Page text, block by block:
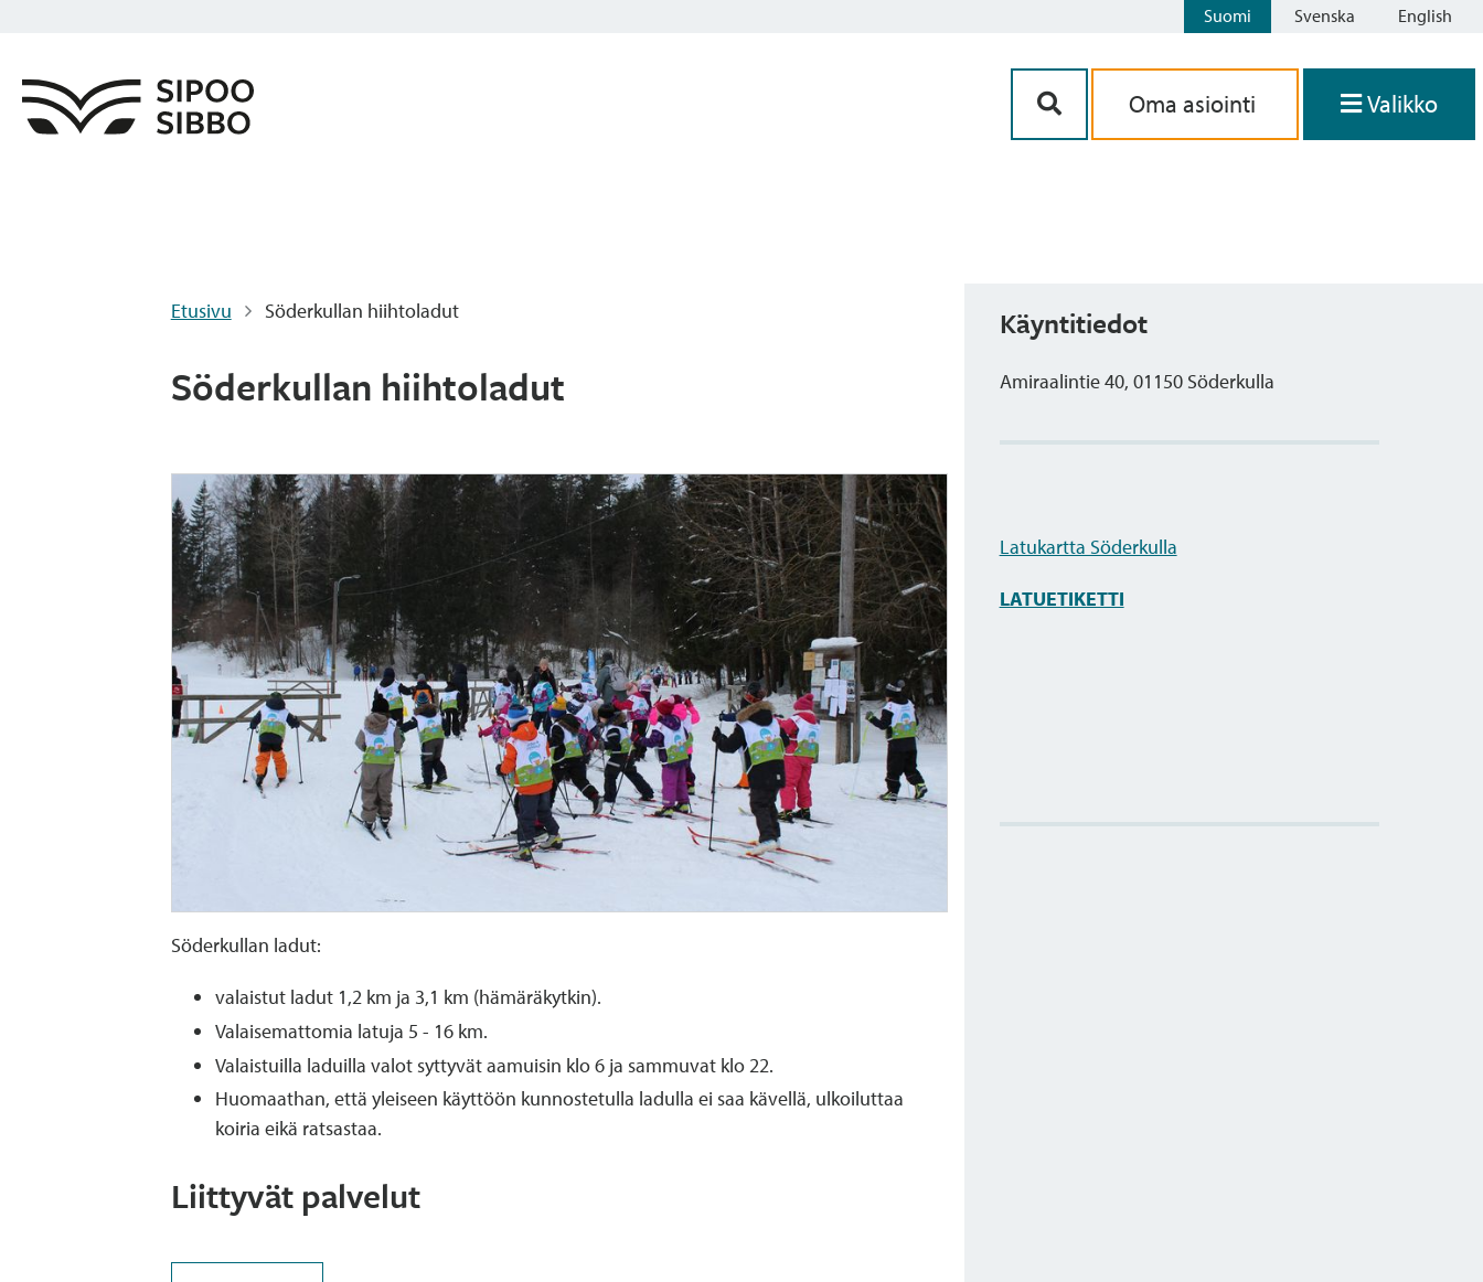
Suomi Svenska English
Oma asiointi Valikko
Etusivu Söderkullan hiihtoladut
Söderkullan hiihtoladut
Söderkullan ladut:
valaistut ladut 1,2 km ja 3,1 km (hämäräkytkin).
Valaisemattomia latuja 5 - 16 km.
Valaistuilla laduilla valot syttyvät aamuisin klo 6 ja sammuvat klo 22.
Huomaathan, että yleiseen käyttöön kunnostetulla ladulla ei saa kävellä, ulkoiluttaa
koiria eikä ratsastaa.
Liittyvät palvelut
Käyntitiedot
Amiraalintie 40, 01150 Söderkulla
Latukartta Söderkulla
LATUETIKETTI